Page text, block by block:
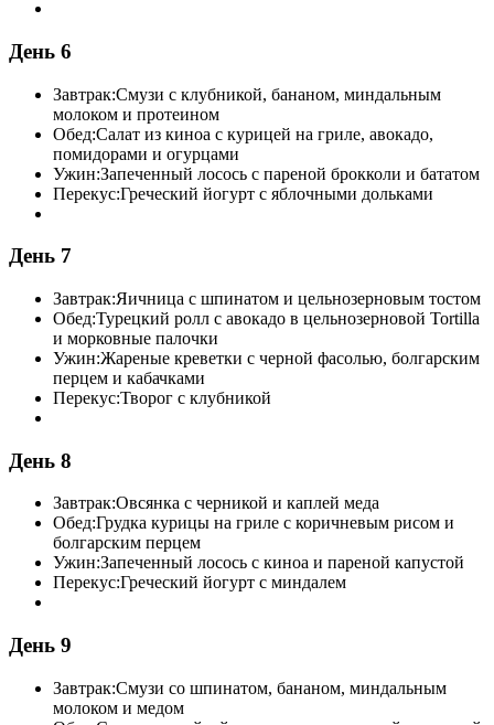
День 6
Завтрак:Смузи с клубникой, бананом, миндальным
молоком и протеином
Обед:Салат из киноа с курицей на гриле, авокадо,
помидорами и огурцами
Ужин:Запеченный лосось с пареной брокколи и бататом
Перекус:Греческий йогурт с яблочными дольками
День 7
Завтрак:Яичница с шпинатом и цельнозерновым тостом
Обед:Турецкий ролл с авокадо в цельнозерновой Tortilla
и морковные палочки
Ужин:Жареные креветки с черной фасолью, болгарским
перцем и кабачками
Перекус:Творог с клубникой
День 8
Завтрак:Овсянка с черникой и каплей меда
Обед:Грудка курицы на гриле с коричневым рисом и
болгарским перцем
Ужин:Запеченный лосось с киноа и пареной капустой
Перекус:Греческий йогурт с миндалем
День 9
Завтрак:Смузи со шпинатом, бананом, миндальным
молоком и медом